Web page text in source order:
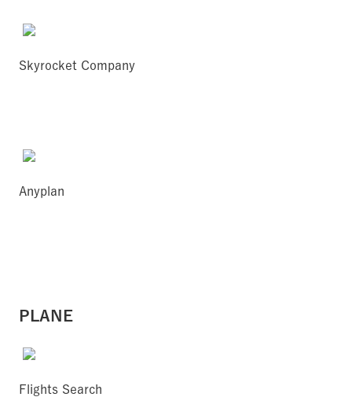
Skyrocket Company
Anyplan
PLANE
Flights Search